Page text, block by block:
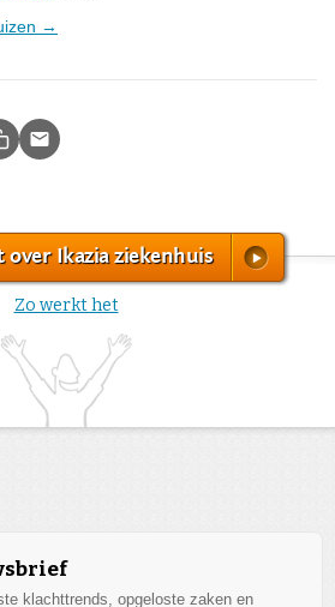
→
over Ikazia ziekenhuis
Zo werkt het
klachttrends, opgeloste zaken en